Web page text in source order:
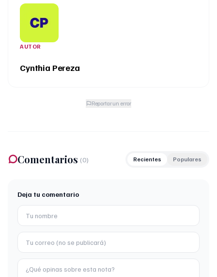
AUTOR
Cynthia Pereza
Reportar un error
Comentarios (0) Recientes Populares
Deja tu comentario